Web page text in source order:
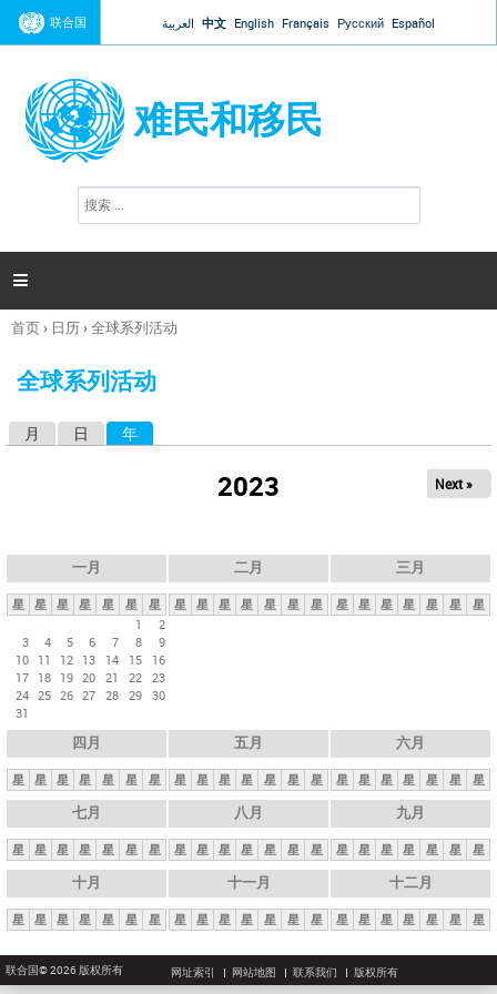
Jump to navigation
联合国 العربية 中文 English Français Русский Español
难民和移民
搜
索

你
这
首页› 日历›全球系列活动
全球系列活动
月 日 年
2023 Next »
一月
星 星 星 星 星 星
星
1
2
3
4 5 6 7 8
9
10 11 12 13 14 15
16
17 18 19 20 21 22 23
24 25 26 27 28 29 30
31
二月
星 星 星 星 星 星 星
三月
星 星 星 星 星 星 星
四月
星 星 星 星 星 星 星
五月
星 星 星 星 星 星 星
六月
星 星 星 星 星 星 星
七月
星 星 星 星 星 星 星
八月
星 星 星 星 星 星 星
九月
星 星 星 星 星 星 星
十月
星 星 星 星 星 星 星
十一月
星 星 星 星 星 星 星
十二月
星 星 星 星 星 星 星
联合国© 2026 版权所有 网址索引 网站地图 联系我们 版权所有